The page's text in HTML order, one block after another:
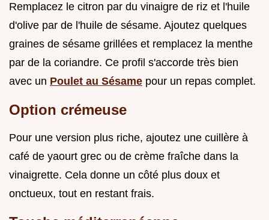
Remplacez le citron par du vinaigre de riz et l'huile
d'olive par de l'huile de sésame. Ajoutez quelques
graines de sésame grillées et remplacez la menthe
par de la coriandre. Ce profil s'accorde très bien
avec un Poulet au Sésame pour un repas complet.
Option crémeuse
Pour une version plus riche, ajoutez une cuillère à
café de yaourt grec ou de crème fraîche dans la
vinaigrette. Cela donne un côté plus doux et
onctueux, tout en restant frais.